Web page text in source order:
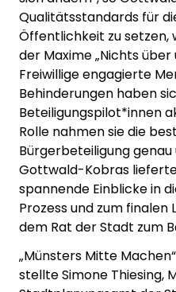
Qualitätsstandards für
Öffentlichkeit zu setzen,
der Maxime „Nichts
Freiwillige engagierte
Behinderungen haben
Beteiligungspilot*innen
Rolle nahmen sie die
Bürgerbeteiligung
Gottwald-Kobras
spannende Einblicke in
Prozess und zum finalen
dem Rat der Stadt zum
„Münsters Mitte
stellte Simone Thiesing,